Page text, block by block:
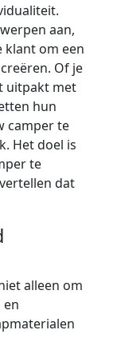
aan,
klant om een
Of je
uitpakt met
hun
camper te
Het doel is
te
dat
alleen om
en